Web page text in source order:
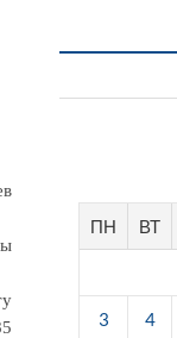
ПН ВТ
3 4